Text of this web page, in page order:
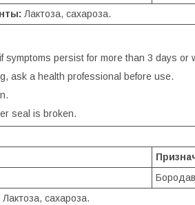
Лактоза, сахароза.
symptoms persist for more than 3 days or
ask a health professional before use.
seal is broken.
Лактоза, сахароза.